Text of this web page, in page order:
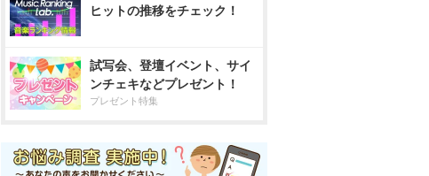
ヒットの推移をチェック！
試写会、登壇イベント、サイ
ンチェキなどプレゼント！
プレゼント特集